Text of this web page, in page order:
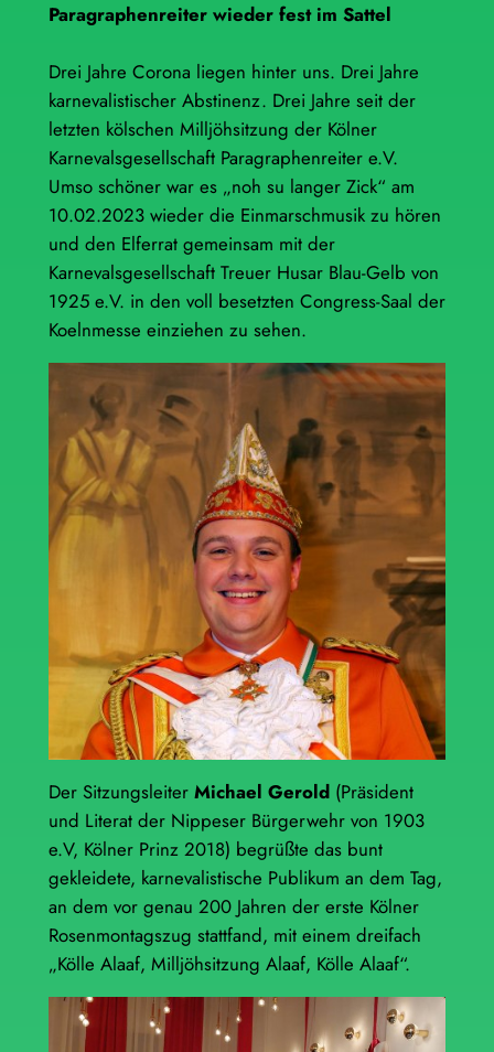
Paragraphenreiter wieder fest im Sattel
Drei Jahre Corona liegen hinter uns. Drei Jahre
karnevalistischer Abstinenz. Drei Jahre seit der
letzten kölschen Milljöhsitzung der Kölner
Karnevalsgesellschaft Paragraphenreiter e.V.
Umso schöner war es „noh su langer Zick“ am
10.02.2023 wieder die Einmarschmusik zu hören
und den Elferrat gemeinsam mit der
Karnevalsgesellschaft Treuer Husar Blau-Gelb von
1925 e.V. in den voll besetzten Congress-Saal der
Koelnmesse einziehen zu sehen.
Der Sitzungsleiter Michael Gerold(Präsident
und Literat der Nippeser Bürgerwehr von 1903
e.V, Kölner Prinz 2018) begrüßte das bunt
gekleidete, karnevalistische Publikum an dem Tag,
an dem vor genau 200 Jahren der erste Kölner
Rosenmontagszug stattfand, mit einem dreifach
„Kölle Alaaf, Milljöhsitzung Alaaf, Kölle Alaaf“.